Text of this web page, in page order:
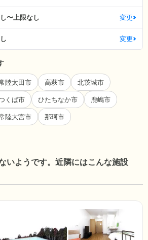
〜上限なし 変更
変更
陸太田市 高萩市 北茨城市
くば市 ひたちなか市 鹿嶋市
陸大宮市 那珂市
いようです。近隣にはこんな施設